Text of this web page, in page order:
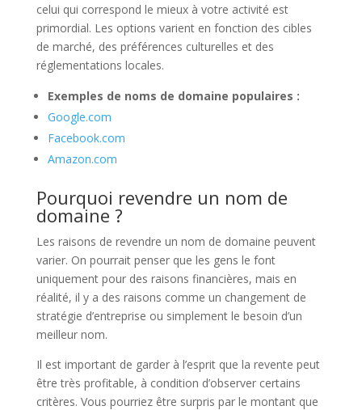
celui qui correspond le mieux à votre activité est
primordial. Les options varient en fonction des cibles
de marché, des préférences culturelles et des
réglementations locales.
Exemples de noms de domaine populaires :
Google.com
Facebook.com
Amazon.com
Pourquoi revendre un nom de
domaine ?
Les raisons de revendre un nom de domaine peuvent
varier. On pourrait penser que les gens le font
uniquement pour des raisons financières, mais en
réalité, il y a des raisons comme un changement de
stratégie d’entreprise ou simplement le besoin d’un
meilleur nom.
Il est important de garder à l’esprit que la revente peut
être très profitable, à condition d’observer certains
critères. Vous pourriez être surpris par le montant que